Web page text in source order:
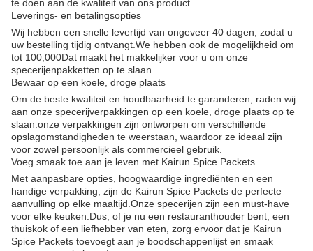
te doen aan de kwaliteit van ons product.
Leverings- en betalingsopties
Wij hebben een snelle levertijd van ongeveer 40 dagen, zodat u
uw bestelling tijdig ontvangt.We hebben ook de mogelijkheid om
tot 100,000Dat maakt het makkelijker voor u om onze
specerijenpakketten op te slaan.
Bewaar op een koele, droge plaats
Om de beste kwaliteit en houdbaarheid te garanderen, raden wij
aan onze specerijverpakkingen op een koele, droge plaats op te
slaan.onze verpakkingen zijn ontworpen om verschillende
opslagomstandigheden te weerstaan, waardoor ze ideaal zijn
voor zowel persoonlijk als commercieel gebruik.
Voeg smaak toe aan je leven met Kairun Spice Packets
Met aanpasbare opties, hoogwaardige ingrediënten en een
handige verpakking, zijn de Kairun Spice Packets de perfecte
aanvulling op elke maaltijd.Onze specerijen zijn een must-have
voor elke keuken.Dus, of je nu een restauranthouder bent, een
thuiskok of een liefhebber van eten, zorg ervoor dat je Kairun
Spice Packets toevoegt aan je boodschappenlijst en smaak